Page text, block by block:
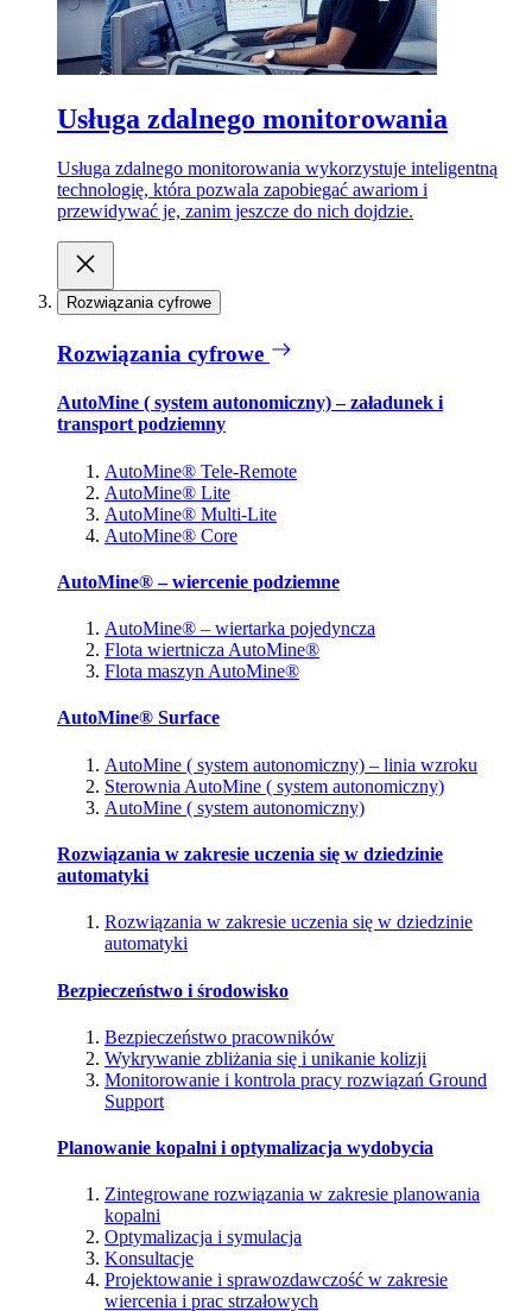
Usługa zdalnego monitorowania
Usługa zdalnego monitorowania wykorzystuje inteligentną
technologię, która pozwala zapobiegać awariom i
przewidywać je, zanim jeszcze do nich dojdzie.
Rozwiązania cyfrowe
Rozwiązania cyfrowe
AutoMine ( system autonomiczny) – załadunek i
transport podziemny
AutoMine® Tele-Remote
AutoMine® Lite
AutoMine® Multi-Lite
AutoMine® Core
AutoMine® – wiercenie podziemne
AutoMine® – wiertarka pojedyncza
Flota wiertnicza AutoMine®
Flota maszyn AutoMine®
AutoMine® Surface
AutoMine ( system autonomiczny) – linia wzroku
Sterownia AutoMine ( system autonomiczny)
AutoMine ( system autonomiczny)
Rozwiązania w zakresie uczenia się w dziedzinie
automatyki
Rozwiązania w zakresie uczenia się w dziedzinie
automatyki
Bezpieczeństwo i środowisko
Bezpieczeństwo pracowników
Wykrywanie zbliżania się i unikanie kolizji
Monitorowanie i kontrola pracy rozwiązań Ground
Support
Planowanie kopalni i optymalizacja wydobycia
Zintegrowane rozwiązania w zakresie planowania
kopalni
Optymalizacja i symulacja
Konsultacje
Projektowanie i sprawozdawczość w zakresie
wiercenia i prac strzałowych